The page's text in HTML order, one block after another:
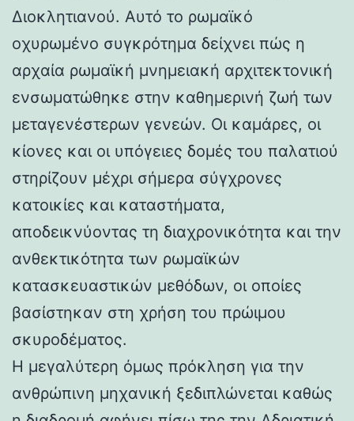
Διοκλητιανού. Αυτό το ρωμαϊκό
οχυρωμένο συγκρότημα δείχνει πώς η
αρχαία ρωμαϊκή μνημειακή αρχιτεκτονική
ενσωματώθηκε στην καθημερινή ζωή των
μεταγενέστερων γενεών. Οι καμάρες, οι
κίονες και οι υπόγειες δομές του παλατιού
στηρίζουν μέχρι σήμερα σύγχρονες
κατοικίες και καταστήματα,
αποδεικνύοντας τη διαχρονικότητα και την
ανθεκτικότητα των ρωμαϊκών
κατασκευαστικών μεθόδων, οι οποίες
βασίστηκαν στη χρήση του πρώιμου
σκυροδέματος.
Η μεγαλύτερη όμως πρόκληση για την
ανθρώπινη μηχανική ξεδιπλώνεται καθώς